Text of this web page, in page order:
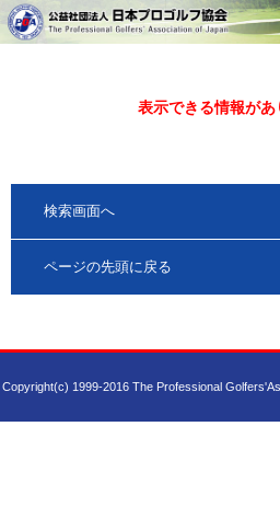
表示できる情報があ
検索画面へ
ページの先頭に戻る
Copyright(c) 1999-2016 The Professional